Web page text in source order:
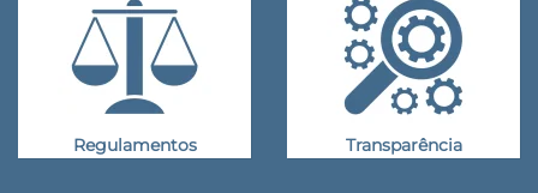
Regulamentos Transparência